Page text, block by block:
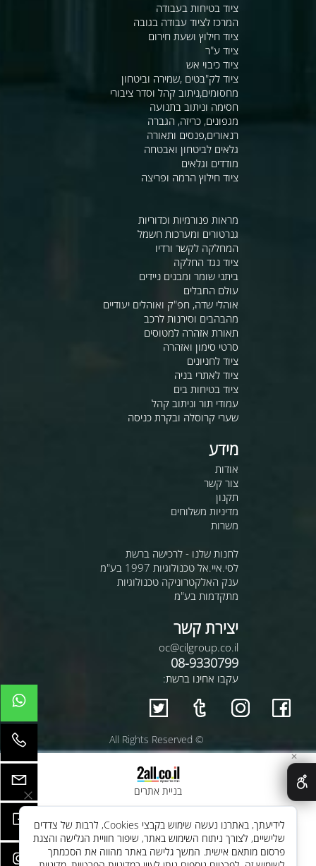
ציוד בטיחות בעבודה
המרכז לציוד עבודה בגובה
ציוד חילוץ ושעת חירום
ציוד ע"ר
ציוד כיבוי אש
ציוד לק"בטים ,שמירה וביטחון
מחסומים,ניתוב קהל וסדר ציבורי
חסימה וניתוב בתנועה
מגפונים, כריזה, הגברה
רנאורים,פנסים ותאורה
גלאים לביטחון ואבטחה
מודדים וגלאים
ציוד חילוץ הרמה ופריצה
מראות פנורמיות וכדוריות
גנרטורים ומערכות חשמל
המחלקה לקשר ורדיו
ציוד נגד החלקה
ביתני שומר ומבנים ניידים
עולם החבלים
אוהלי שדה, חפ"ק ואוהלים יעודיים
מהבהבים וסירנות לרכב
תאורת אזהרה למטוסים
סרטי סימון ואזהרה
ציוד לחניונים
ציוד לאתרי בניה
ציוד בטיחות בים
עמודי תור וניתוב קהל
שערי קרוסלה ובקרת כניסה
מידע
אודות
צור קשר
תקנון
מדיניות משלוחים
משרות
לחנות שלנו - לרכישה ברשת
לסי.איי.אל טכנולוגיות 1997 בע"מ
ענק האלקטרוניקה טכנולוגיות
מתקדמות בע"מ
יצירת קשר
oc@cilgroup.co.il
08-9330799
עקבו אחינו ברשת:
© All Rights Reserved
בניית אתרים
✕
לידיעתך, באתרנו נעשה שימוש בקבצי Cookies, לרבות של צדדים
שלישיים, לצורך ניתוח השימוש באתר, שיפור חוויית הגלישה והצגת
פרסום מותאם אישית. המשך גלישה באתר מהווה את הסכמתך